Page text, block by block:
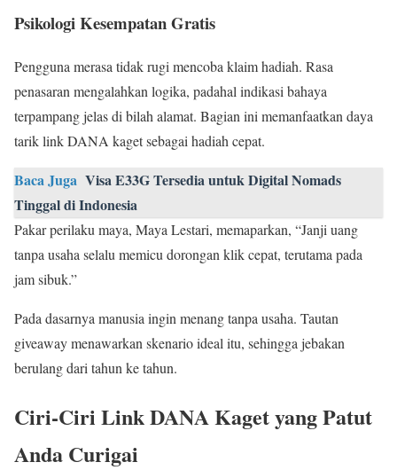
Psikologi Kesempatan Gratis
Pengguna merasa tidak rugi mencoba klaim hadiah. Rasa
penasaran mengalahkan logika, padahal indikasi bahaya
terpampang jelas di bilah alamat. Bagian ini memanfaatkan daya
tarik link DANA kaget sebagai hadiah cepat.
Baca Juga Visa E33G Tersedia untuk Digital Nomads
Tinggal di Indonesia
Pakar perilaku maya, Maya Lestari, memaparkan, “Janji uang
tanpa usaha selalu memicu dorongan klik cepat, terutama pada
jam sibuk.”
Pada dasarnya manusia ingin menang tanpa usaha. Tautan
giveaway menawarkan skenario ideal itu, sehingga jebakan
berulang dari tahun ke tahun.
Ciri‑Ciri Link DANA Kaget yang Patut
Anda Curigai